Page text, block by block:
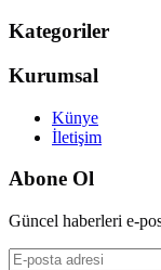
Kategoriler
Kurumsal
Künye
İletişim
Abone Ol
Güncel haberleri e-